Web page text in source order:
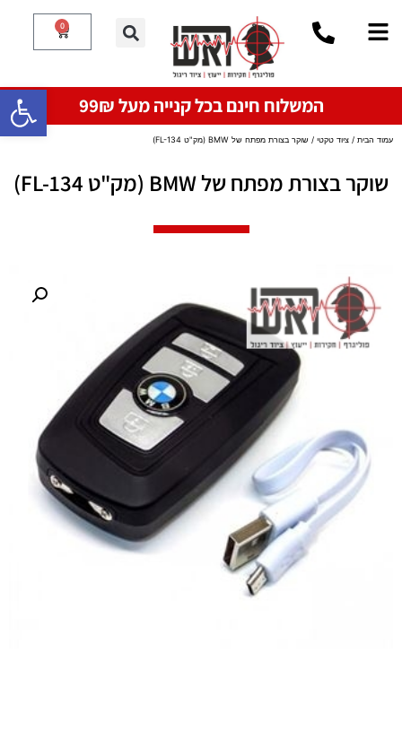
פתח
0
המשלוח חינם בכל קנייה מעל 99₪
עמוד הבית / ציוד טקטי / שוקר בצורת מפתח של BMW (מק"ט FL-134)
שוקר בצורת מפתח של BMW (מק"ט FL-134)